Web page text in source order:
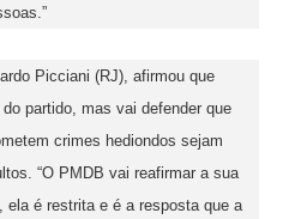
Picciani (RJ), afirmou que
partido, mas vai defender que
crimes hediondos sejam
“O PMDB vai reafirmar a sua
ela é restrita e é a resposta que a